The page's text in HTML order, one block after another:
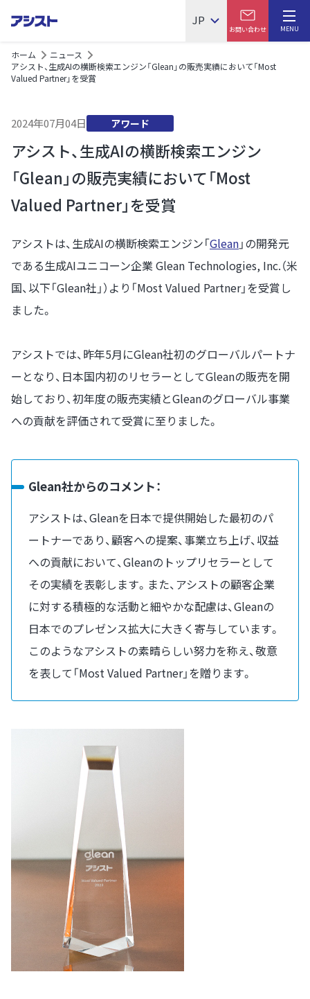
MENU
JP
お問い合わせ
ホーム
ニュース
アシスト、生成AIの横断検索エンジン「Glean」の販売実績において「Most
Valued Partner」を受賞
2024年07月04日 アワード
アシスト、生成AIの横断検索エンジン
「Glean」の販売実績において「Most
Valued Partner」を受賞
アシストは、生成AIの横断検索エンジン「Glean」の開発元
である生成AIユニコーン企業 Glean Technologies, Inc.（米
国、以下「Glean社」）より「Most Valued Partner」を受賞し
ました。
アシストでは、昨年5月にGlean社初のグローバルパートナ
ーとなり、日本国内初のリセラーとしてGleanの販売を開
始しており、初年度の販売実績とGleanのグローバル事業
への貢献を評価されて受賞に至りました。
Glean社からのコメント：
アシストは、Gleanを日本で提供開始した最初のパ
ートナーであり、顧客への提案、事業立ち上げ、収益
への貢献において、Gleanのトップリセラーとして
その実績を表彰します。また、アシストの顧客企業
に対する積極的な活動と細やかな配慮は、Gleanの
日本でのプレゼンス拡大に大きく寄与しています。
このようなアシストの素晴らしい努力を称え、敬意
を表して「Most Valued Partner」を贈ります。